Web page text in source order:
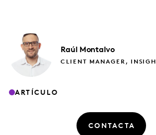
Raúl Montalvo
CLIENT MANAGER,
ARTÍCULO
CONTACTA